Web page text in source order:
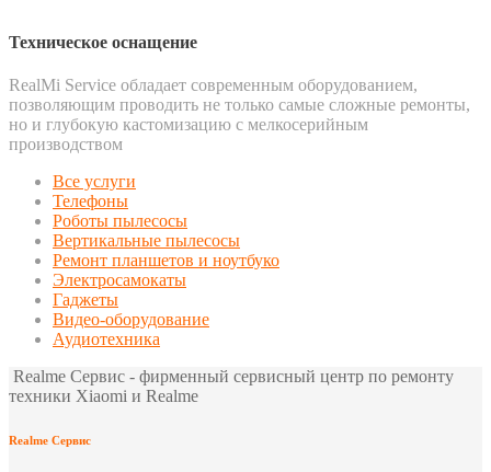
Техническое оснащение
RealMi Service обладает современным оборудованием,
позволяющим проводить не только самые сложные ремонты,
но и глубокую кастомизацию с мелкосерийным
производством
Все услуги
Телефоны
Роботы пылесосы
Вертикальные пылесосы
Ремонт планшетов и ноутбуко
Электросамокаты
Гаджеты
Видео-оборудование
Аудиотехника
Realme Сервис - фирменный сервисный центр по ремонту
техники Xiaomi и Realme
Realme Сервис